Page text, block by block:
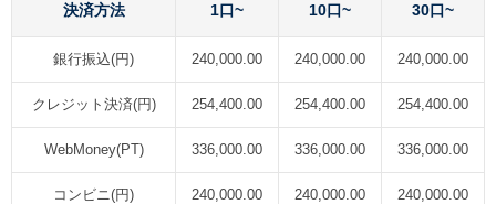
決済方法 1口~ 10口~ 30口~
銀行振込(円) 240,000.00 240,000.00 240,000.00
クレジット決済(円) 254,400.00 254,400.00 254,400.00
WebMoney(PT) 336,000.00 336,000.00 336,000.00
コンビニ(円) 240,000.00 240,000.00 240,000.00